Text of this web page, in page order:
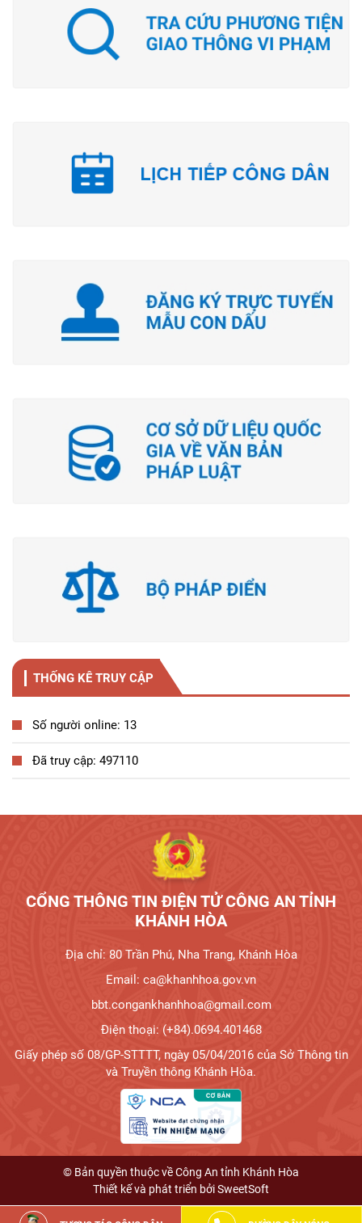
THỐNG KÊ TRUY CẬP
Số người online: 13
Đã truy cập: 497110
CỔNG THÔNG TIN ĐIỆN TỬ CÔNG AN TỈNH
KHÁNH HÒA
Địa chỉ: 80 Trần Phú, Nha Trang, Khánh Hòa
Email: ca@khanhhoa.gov.vn
bbt.congankhanhhoa@gmail.com
Điện thoại: (+84).0694.401468
Giấy phép số 08/GP-STTTT, ngày 05/04/2016 của Sở Thông tin
và Truyền thông Khánh Hòa.
© Bản quyền thuộc về Công An tỉnh Khánh Hòa
Thiết kế và phát triển bởiSweetSoft